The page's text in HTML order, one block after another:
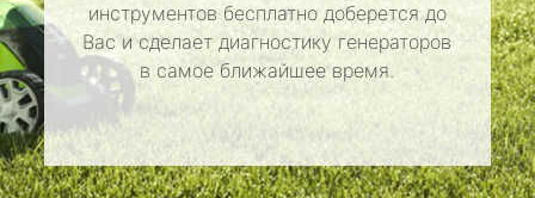
инструментов бесплатно доберется до
Вас и сделает диагностику генераторов
в самое ближайшее время.